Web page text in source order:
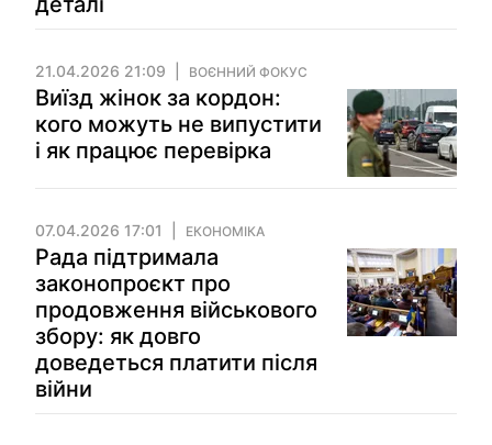
21.04.2026 21:09 ВОЄННИЙ ФОКУС
Виїзд жінок за кордон:
кого можуть не випустити
і як працює перевірка
07.04.2026 17:01 ЕКОНОМІКА
Рада підтримала
законопроєкт про
продовження військового
збору: як довго
доведеться платити після
війни